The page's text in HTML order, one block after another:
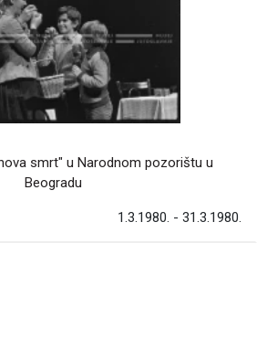
smrt" u Narodnom pozorištu u
Beogradu
1.3.1980. - 31.3.1980.